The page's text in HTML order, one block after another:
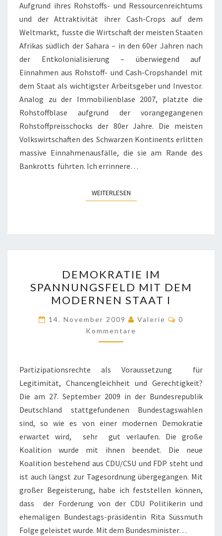
Aufgrund ihres Rohstoffs- und Ressourcenreichtums
und der Attraktivität ihrer Cash-Crops auf dem
Weltmarkt, fusste die Wirtschaft der meisten Staaten
Afrikas südlich der Sahara – in den 60er Jahren nach
der Entkolonialisierung – überwiegend auf
Einnahmen aus Rohstoff- und Cash-Cropshandel mit
dem Staat als wichtigster Arbeitsgeber und Investor.
Analog zu der Immobilienblase 2007, platzte die
Rohstoffblase aufgrund der vorangegangenen
Rohstoffpreisschocks der 80er Jahre. Die meisten
Volkswirtschaften des Schwarzen Kontinents erlitten
massive Einnahmenausfälle, die sie am Rande des
Bankrotts führten. Ich errinnere…
WEITERLESENWEITERLESEN
IM
SPANNUNGSFELD
MIT
DEM
MODERNEN
STAAT
DEMOKRATIE IM
SPANNUNGSFELD MIT DEM
MODERNEN STAAT I
14. November 2009 Valerie
0
Kommentare
Partizipationsrechte als Voraussetzung für
Legitimität, Chancengleichheit und Gerechtigkeit?
Die am 27. September 2009 in der Bundesrepublik
Deutschland stattgefundenen Bundestagswahlen
sind, so wie es von einer modernen Demokratie
erwartet wird, sehr gut verlaufen. Die große
Koalition wurde mit ihnen beendet. Die neue
Koalition bestehend aus CDU/CSU und FDP steht und
ist auch längst zur Tagesordnung übergegangen. Mit
großer Begeisterung, habe ich feststellen können,
dass der Forderung von der CDU Politikerin und
ehemaligen Bundestags-präsidentin Rita Süssmuth
Folge geleistet wurde. Mit dem Bundesminister…